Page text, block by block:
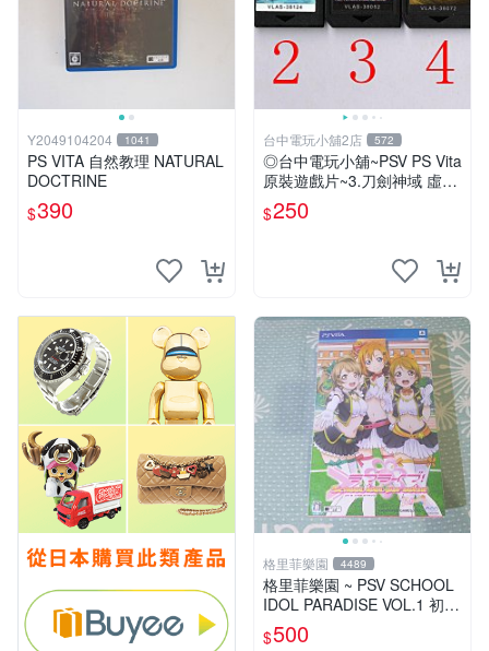
Y2049104204 1041
PS VITA 自然教理 NATURAL
DOCTRINE
$390
台中電玩小舖2店 572
◎台中電玩小舖~PSV PS Vita
原裝遊戲片~3.刀劍神域 虛空
斷章 中文版 ~250
$250
格里菲樂園 4489
格里菲樂園 ~ PSV SCHOOL
IDOL PARADISE VOL.1 初回
限定版同梱特典 psvita
$500